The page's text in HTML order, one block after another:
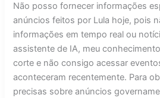
Não posso fornecer informações
anúncios feitos por Lula hoje, pois
informações em tempo real ou
assistente de IA, meu
corte e não consigo acessar
aconteceram recentemente. Para
precisas sobre anúncios